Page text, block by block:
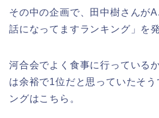
その中の企画で、田中樹さんが
話になってますランキング」を
河合会でよく食事に行っている
は余裕で1位だと思っていたそ
ングはこちら。